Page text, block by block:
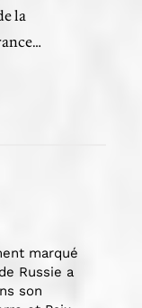
la
marqué
Russie a
son